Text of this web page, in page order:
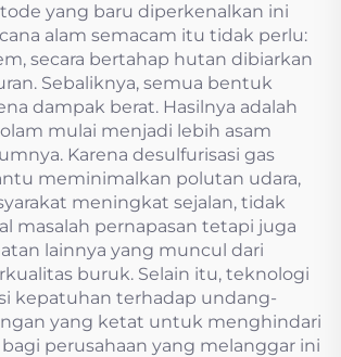
yang baru diperkenalkan ini
alam semacam itu tidak perlu:
secara bertahap hutan dibiarkan
Sebaliknya, semua bentuk
dampak berat. Hasilnya adalah
mulai menjadi lebih asam
Karena desulfurisasi gas
meminimalkan polutan udara,
meningkat sejalan, tidak
masalah pernapasan tetapi juga
lainnya yang muncul dari
buruk. Selain itu, teknologi
kepatuhan terhadap undang-
yang ketat untuk menghindari
perusahaan yang melanggar ini